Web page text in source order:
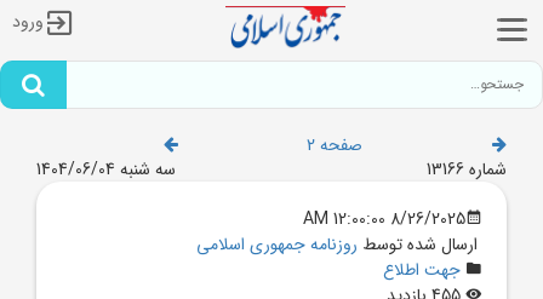
ورود
صفحه 2
شماره 13166
سه شنبه 1404/06/04
8/26/2025 12:00:00 AM
ارسال شده توسط روزنامه جمهوری اسلامی
جهت اطلاع